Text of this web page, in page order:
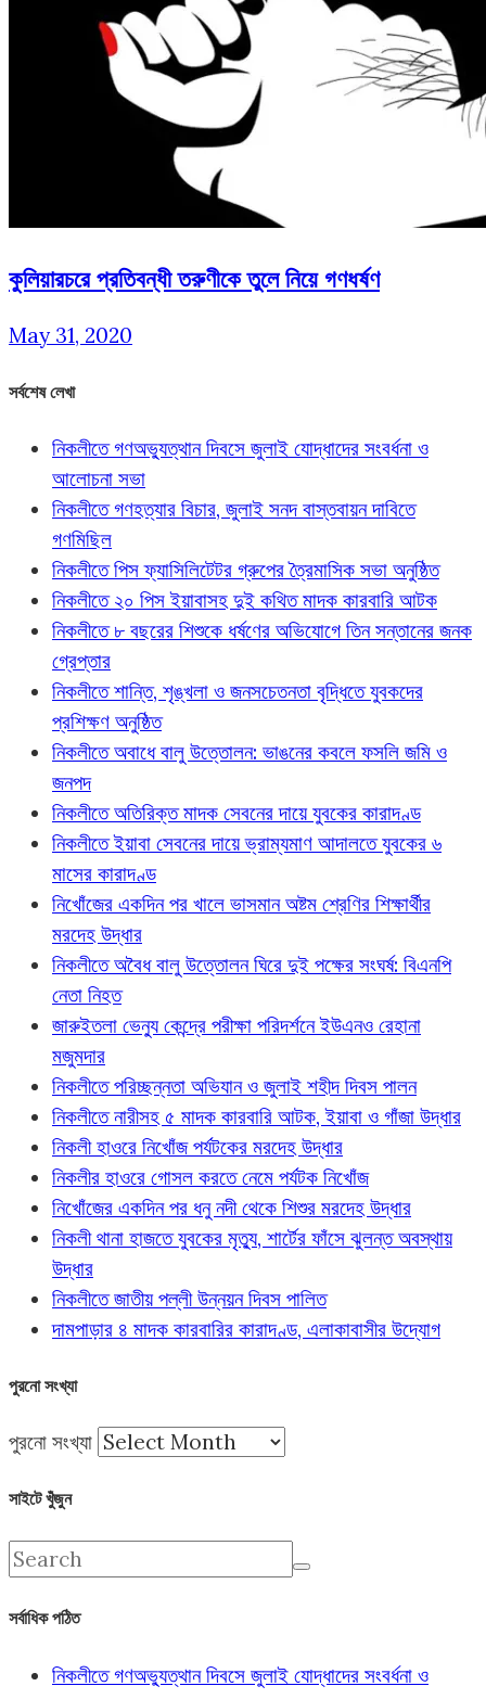
কুলিয়ারচরে প্রতিবন্ধী তরুণীকে তুলে নিয়ে গণধর্ষণ
May 31, 2020
সর্বশেষ লেখা
নিকলীতে গণঅভ্যুত্থান দিবসে জুলাই যোদ্ধাদের সংবর্ধনা ও
আলোচনা সভা
নিকলীতে গণহত্যার বিচার, জুলাই সনদ বাস্তবায়ন দাবিতে
গণমিছিল
নিকলীতে পিস ফ্যাসিলিটেটর গ্রুপের ত্রৈমাসিক সভা অনুষ্ঠিত
নিকলীতে ২০ পিস ইয়াবাসহ দুই কথিত মাদক কারবারি আটক
নিকলীতে ৮ বছরের শিশুকে ধর্ষণের অভিযোগে তিন সন্তানের জনক
গ্রেপ্তার
নিকলীতে শান্তি, শৃঙ্খলা ও জনসচেতনতা বৃদ্ধিতে যুবকদের
প্রশিক্ষণ অনুষ্ঠিত
নিকলীতে অবাধে বালু উত্তোলন: ভাঙনের কবলে ফসলি জমি ও
জনপদ
নিকলীতে অতিরিক্ত মাদক সেবনের দায়ে যুবকের কারাদণ্ড
নিকলীতে ইয়াবা সেবনের দায়ে ভ্রাম্যমাণ আদালতে যুবকের ৬
মাসের কারাদণ্ড
নিখোঁজের একদিন পর খালে ভাসমান অষ্টম শ্রেণির শিক্ষার্থীর
মরদেহ উদ্ধার
নিকলীতে অবৈধ বালু উত্তোলন ঘিরে দুই পক্ষের সংঘর্ষ: বিএনপি
নেতা নিহত
জারুইতলা ভেন্যু কেন্দ্রে পরীক্ষা পরিদর্শনে ইউএনও রেহানা
মজুমদার
নিকলীতে পরিচ্ছন্নতা অভিযান ও জুলাই শহীদ দিবস পালন
নিকলীতে নারীসহ ৫ মাদক কারবারি আটক, ইয়াবা ও গাঁজা উদ্ধার
নিকলী হাওরে নিখোঁজ পর্যটকের মরদেহ উদ্ধার
নিকলীর হাওরে গোসল করতে নেমে পর্যটক নিখোঁজ
নিখোঁজের একদিন পর ধনু নদী থেকে শিশুর মরদেহ উদ্ধার
নিকলী থানা হাজতে যুবকের মৃত্যু, শার্টের ফাঁসে ঝুলন্ত অবস্থায়
উদ্ধার
নিকলীতে জাতীয় পল্লী উন্নয়ন দিবস পালিত
দামপাড়ার ৪ মাদক কারবারির কারাদণ্ড, এলাকাবাসীর উদ্যোগ
পুরনো সংখ্যা
পুরনো সংখ্যা
সাইটে খুঁজুন
সর্বাধিক পঠিত
নিকলীতে গণঅভ্যুত্থান দিবসে জুলাই যোদ্ধাদের সংবর্ধনা ও